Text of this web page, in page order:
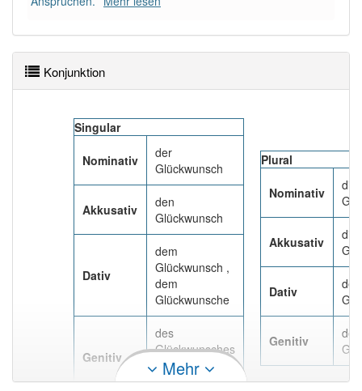
Konjunktion
Singular
Nominativ
der
Glückwunsch
Akkusativ
den
Glückwunsch
Dativ
dem
Glückwunsch ,
dem
Glückwunsche
Genitiv
des
Glückwunsches
, des
Glückwunschs
Plural
Nominativ
die
Akkusativ
die
Dativ
den
Genitiv
der
Mehr